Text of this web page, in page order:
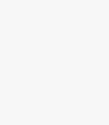
Votre
Pour un usage
officiellement